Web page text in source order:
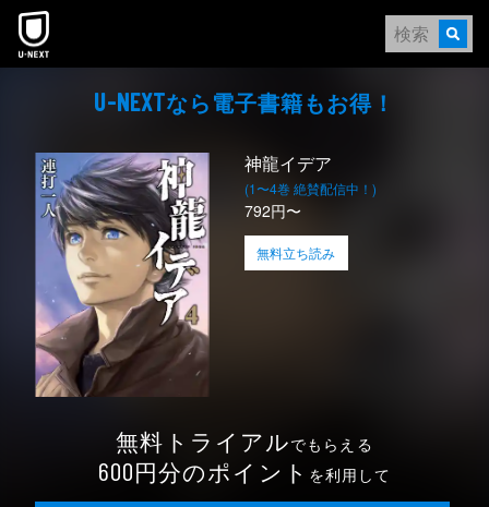
本文へスキップ
U-NEXTなら電⼦書籍もお得！
神龍イデア
(1〜4巻 絶賛配信中！)
792円〜
無料立ち読み
無料トライアルでもらえる
600円分のポイント を利用して